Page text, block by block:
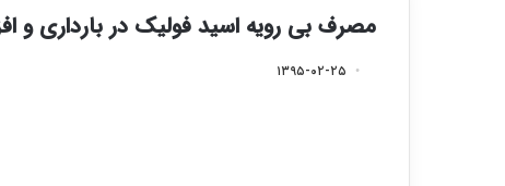
مصرف بی رویه اسید فولیک در بارداری و
۱۳۹۵-۰۲-۲۵